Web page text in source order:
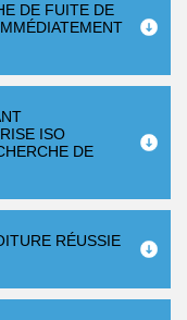
DE FUITE DE
ISO
DE
RÉUSSIE